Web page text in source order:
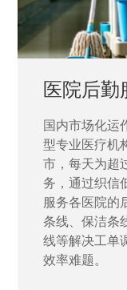
中国兵
国家“一五”期
高新技术企业
量“小、散、
力资源进行开
决当下遇到的
效率。